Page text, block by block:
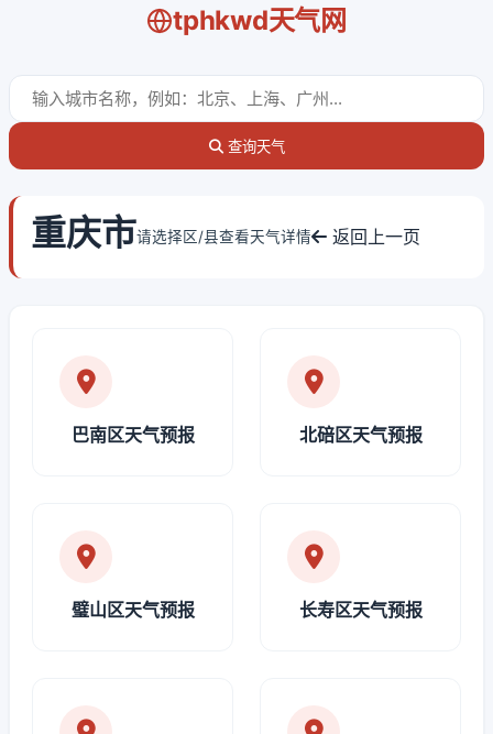
tphkwd天气网
查询天气
重庆市请选择区/县查看天气详情 返回上一页
巴南区天气预报 北碚区天气预报
璧山区天气预报 长寿区天气预报